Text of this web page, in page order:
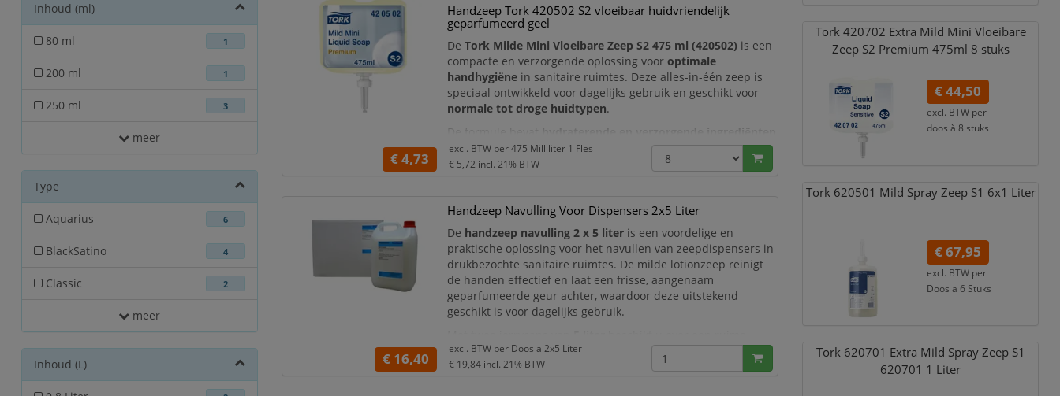
Inhoud (ml)
80 ml 1
200 ml 1
250 ml 3
meer
Type
Aquarius 6
BlackSatino 4
Classic 2
meer
Inhoud (L)
Handzeep Tork 420502 S2 vloeibaar huidvriendelijk
geparfumeerd geel
DeTork Milde Mini Vloeibare Zeep S2 475 ml (420502) is een
compacte en verzorgende oplossing vooroptimale
handhygiëne in sanitaire ruimtes. Deze alles-in-één zeep is
speciaal ontwikkeld voor dagelijks gebruik en geschikt voor
normale tot droge huidtypen.
De formule bevat hydraterende en verzorgende ingrediënten
die de huid beschermen en zacht reinigen. Dankzij defrisse,
milde geuren de pH-neutrale samenstelling
biedt deze zeep
€ 4,73
excl. BTW per475 Milliliter 1 Fles
€ 5,72 incl. 21% BTW
Handzeep Navulling Voor Dispensers 2x5 Liter
De handzeep navulling 2 x 5 liter is een voordelige en
praktische oplossing voor het navullen van zeepdispensers in
drukbezochte sanitaire ruimtes. De milde lotionzeep reinigt
de handen effectief en laat een frisse, aangenaam
geparfumeerde geur achter, waardoor deze uitstekend
geschikt is voor dagelijks gebruik.
voorraad handzeep voor kantoren, scholen,
horecagelegenheden, zorginstelling
€ 16,40
excl. BTW per Doos a 2x5 Liter
€ 19,84 incl. 21% BTW
Tork 420702 Extra Mild Mini Vloeibare
Zeep S2 Premium 475ml 8 stuks
€ 44,50
excl. BTW per
doos à 8 stuks
Tork 620501 Mild Spray Zeep S1 6x1 Liter
€ 67,95
excl. BTW per
Doos a 6 Stuks
Tork 620701 Extra Mild Spray Zeep S1
620701 1 Liter